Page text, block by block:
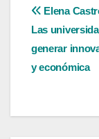
de
Elena
Las
generar
y económica